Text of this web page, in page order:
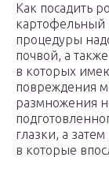
Как посадить
картофельный
процедуры
почвой, а
в которых
повреждения
размножения
глазки, а
в которые